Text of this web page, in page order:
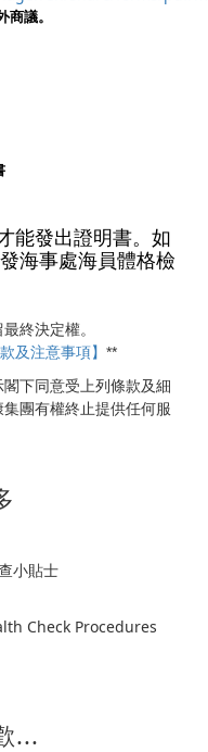
議。
能發出證明書。 如
海事處海員體格檢
終決定權。
及注意事項】 **
下同意受上列條款及細
團有權終止提供任何服
...